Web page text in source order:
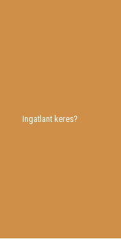
Ingatlant keres?